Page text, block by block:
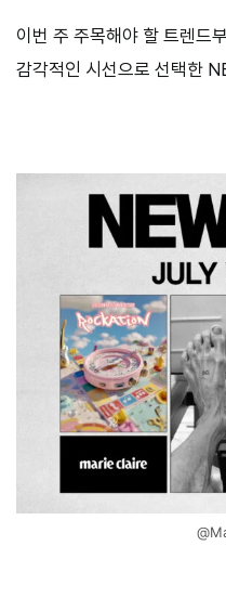
이번 주 주목해야 할 트렌드
감각적인 시선으로 선택한